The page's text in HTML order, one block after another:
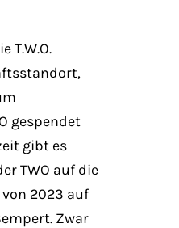
T.W.O.
gespendet
gibt es
TWO auf die
2023 auf
Zwar